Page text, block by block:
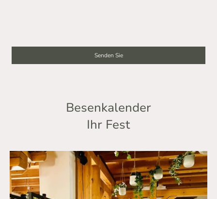
Senden Sie
Besenkalender
Ihr Fest